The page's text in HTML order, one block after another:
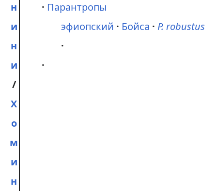
н
и
н
и
/
Х
о
м
и
н
Парантропы
эфиопский
Бойса P. robustus